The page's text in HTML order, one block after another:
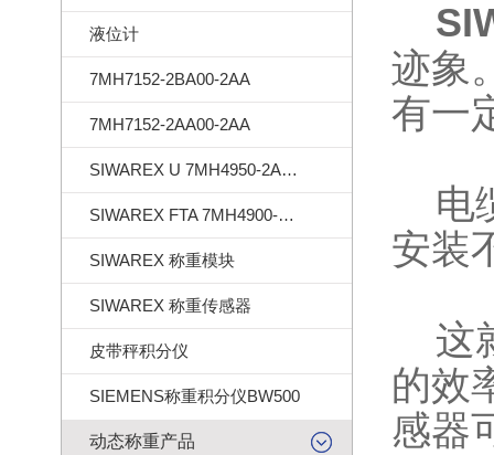
液位计
7MH7152-2BA00-2AA
7MH7152-2AA00-2AA
SIWAREX U 7MH4950-2AA01
SIWAREX FTA 7MH4900-2AA01
SIWAREX 称重模块
SIWAREX 称重传感器
皮带秤积分仪
SIEMENS称重积分仪BW500
动态称重产品
迹象
有一
电
安装
这
的效
感器